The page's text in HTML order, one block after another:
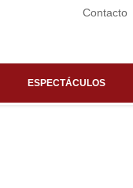
Contacto
ESPECTÁCULOS